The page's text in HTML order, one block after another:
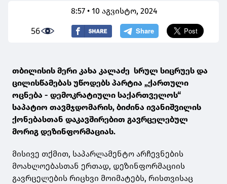
8:57 • 10 აგვისტო, 2024
56
თბილისის მერი კახა კალაძე სრულ სიცრუეს და
ცილისწამებას უწოდებს პარტია „ქართული
ოცნება - დემოკრატიული საქართველოს“
საპატიო თავმჯდომარის, ბიძინა ივანიშვილის
ქონებასთან დაკავშირებით გავრცელებულ
მორიგ დეზინფორმაციას.
მისივე თქმით, საპარლამენტო არჩევნების
მოახლოებასთან ერთად, დეზინფორმაციის
გავრცელების რიცხვი მოიმატებს, რისთვისაც